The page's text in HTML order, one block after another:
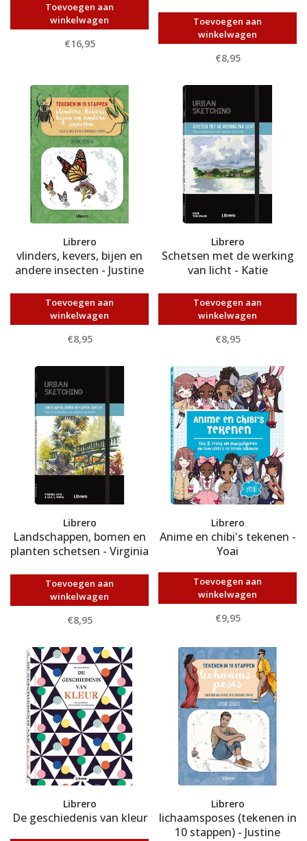
Toevoegen aan
winkelwagen
€16,95
Toevoegen aan
winkelwagen
€8,95
Librero
vlinders, kevers, bijen en
andere insecten - Justine
Toevoegen aan
winkelwagen
€8,95
Librero
Schetsen met de werking
van licht - Katie
Toevoegen aan
winkelwagen
€8,95
Librero
Landschappen, bomen en
planten schetsen - Virginia
Toevoegen aan
winkelwagen
€8,95
Librero
Anime en chibi's tekenen -
Yoai
Toevoegen aan
winkelwagen
€9,95
Librero
De geschiedenis van kleur
Librero
lichaamsposes (tekenen in
10 stappen) - Justine